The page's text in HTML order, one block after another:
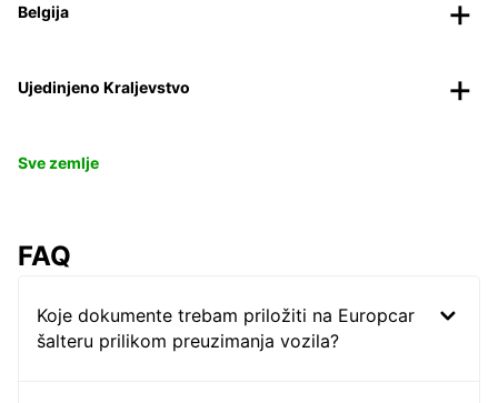
Belgija
Ujedinjeno Kraljevstvo
Sve zemlje
FAQ
Koje dokumente trebam priložiti na Europcar
šalteru prilikom preuzimanja vozila?